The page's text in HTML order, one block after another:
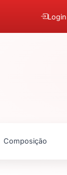
Login
Composição